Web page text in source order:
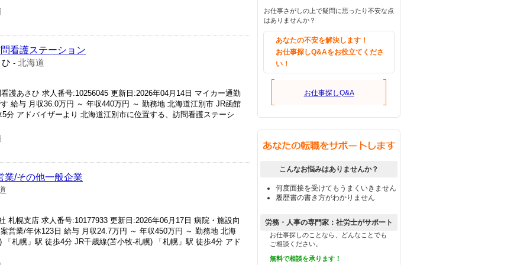
看護ステーション
- 北海道
護あさひ 求人番号:10256045 更新日:2026年04月14日 マイカー通勤
給与 月収36.0万円 ～ 年収440万円 ～ 勤務地 北海道江別市 JR函館
分 アドバイザーより 北海道江別市に位置する、訪問看護ステーシ
業/その他一般企業
札幌支店 求人番号:10177933 更新日:2026年06月17日 病院・施設向
営業/年休123日 給与 月収24.7万円 ～ 年収450万円 ～ 勤務地 北海
札幌」駅 徒歩4分 JR千歳線(苫小牧-札幌) 「札幌」駅 徒歩4分 アド
お仕事さがしの上で疑問に思ったり不安な点
はありませんか？
あなたの不安を解決します！
お仕事探しQ&Aをお役立てくださ
い！
お仕事探しQ&A
こんなお悩みはありませんか？
何度面接を受けてもうまくいきません
履歴書の書き方がわかりません
労務・人事の専門家：社労士がサポート
お仕事探しのことなら、どんなことでも
ご相談ください。
無料で相談を承ります！